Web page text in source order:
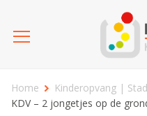
Home
Kinderopvang |
KDV – 2 jongetjes op de